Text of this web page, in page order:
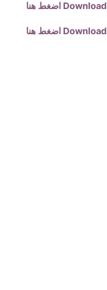
Download اضغط هنا
Download اضغط هنا